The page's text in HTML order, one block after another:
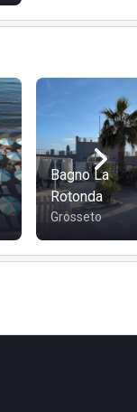
Bagno La
Rotonda
Grosseto